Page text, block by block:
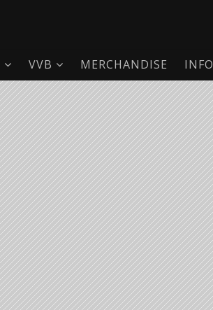
VVB MERCHANDISE INFO